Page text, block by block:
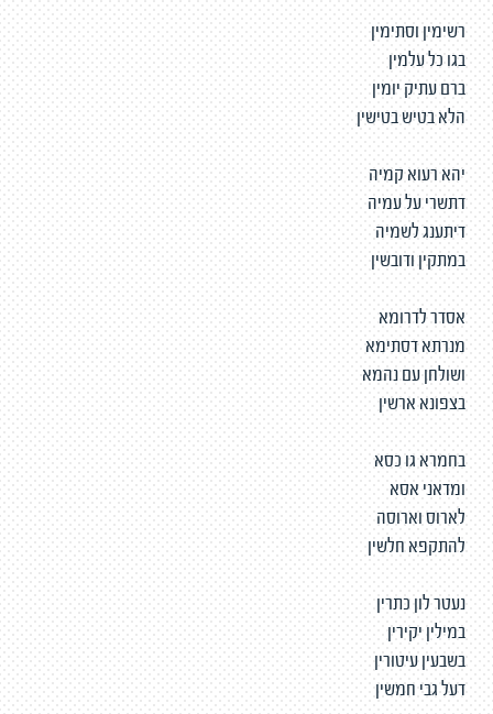
רשימין וסתימין
בגו כל עלמין
ברם עתיק יומין
הלא בטיש בטישין
יהא רעוא קמיה
דתשרי על עמיה
דיתענג לשמיה
במתקין ודובשין
אסדר לדרומא
מנרתא דסתימא
ושולחן עם נהמא
בצפונא ארשין
בחמרא גו כסא
ומדאני אסא
לארוס וארוסה
להתקפא חלשין
נעטר לון כתרין
במילין יקירין
בשבעין עיטורין
דעל גבי חמשין